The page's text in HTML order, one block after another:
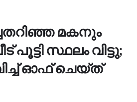
മകനും
പൂട്ടി സ്ഥലം വിട്ടു;
ഓഫ് ചെയ്ത്